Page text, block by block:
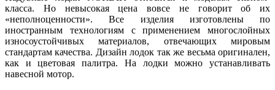
класса. Но невысокая цена вовсе не говорит об их
«неполноценности». Все изделия изготовлены по
иностранным технологиям с применением многослойных
износоустойчивых материалов, отвечающих мировым
стандартам качества. Дизайн лодок так же весьма оригинален,
как и цветовая палитра. На лодки можно устанавливать
навесной мотор.